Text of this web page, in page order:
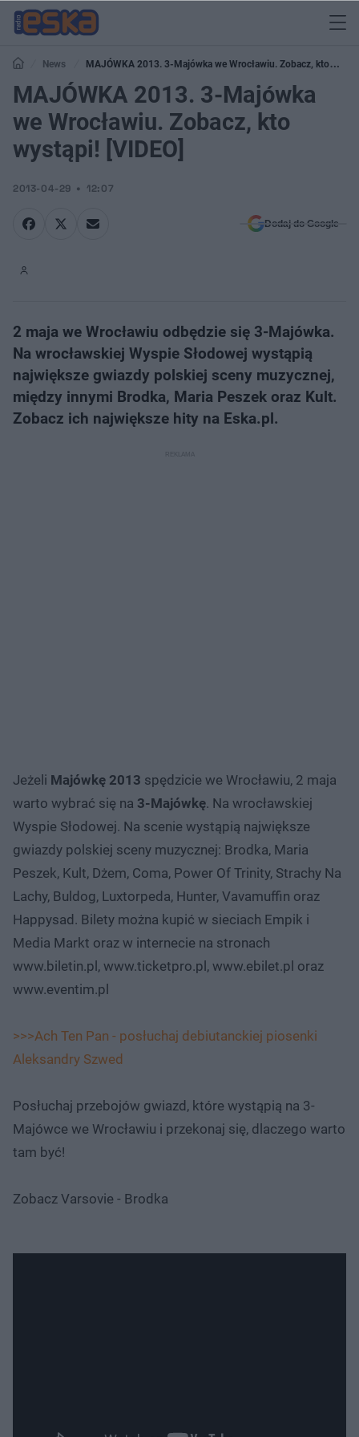
News
MAJÓWKA 2013. 3-Majówka we Wrocławiu. Zobacz, kto
wystąpi! [VIDEO]
MAJÓWKA 2013. 3-Majówka
we Wrocławiu. Zobacz, kto
wystąpi! [VIDEO]
2013-04-29 12:07
Dodaj do Google
2 maja we Wrocławiu odbędzie się 3-Majówka.
Na wrocławskiej Wyspie Słodowej wystąpią
największe gwiazdy polskiej sceny muzycznej,
między innymi Brodka, Maria Peszek oraz Kult.
Zobacz ich największe hity na Eska.pl.
Jeżeli Majówkę 2013 spędzicie we Wrocławiu, 2 maja
warto wybrać się na 3-Majówkę. Na wrocławskiej
Wyspie Słodowej. Na scenie wystąpią największe
gwiazdy polskiej sceny muzycznej: Brodka, Maria
Peszek, Kult, Dżem, Coma, Power Of Trinity, Strachy Na
Lachy, Buldog, Luxtorpeda, Hunter, Vavamuffin oraz
Happysad. Bilety można kupić w sieciach Empik i
Media Markt oraz w internecie na stronach
www.biletin.pl, www.ticketpro.pl, www.ebilet.pl oraz
www.eventim.pl
>>>Ach Ten Pan - posłuchaj debiutanckiej piosenki
Aleksandry Szwed
Posłuchaj przebojów gwiazd, które wystąpią na 3-
Majówce we Wrocławiu i przekonaj się, dlaczego warto
tam być!
Zobacz Varsovie - Brodka